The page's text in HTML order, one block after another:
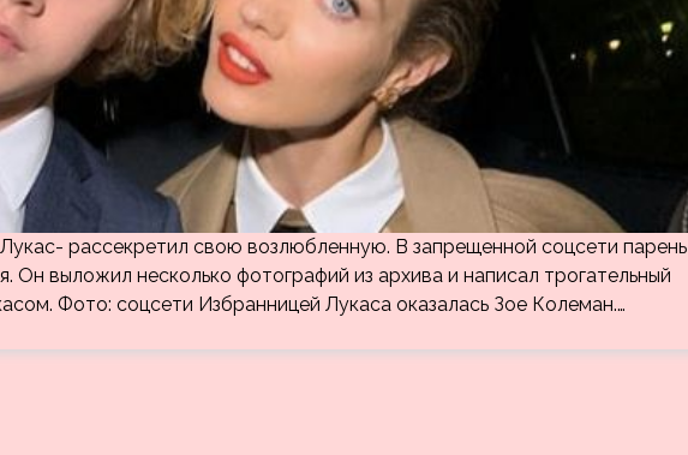
рассекретил свою возлюбленную. В запрещенной соцсети парень
выложил несколько фотографий из архива и написал трогательный
Фото: соцсети Избранницей Лукаса оказалась Зое Колеман.…